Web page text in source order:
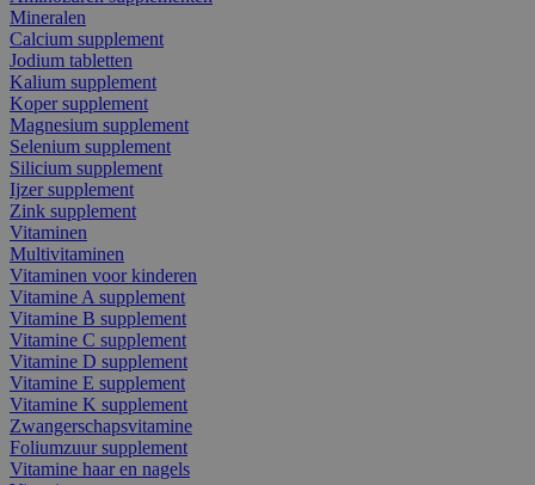
Mineralen
Calcium supplement
Jodium tabletten
Kalium supplement
Koper supplement
Magnesium supplement
Selenium supplement
Silicium supplement
Ijzer supplement
Zink supplement
Vitaminen
Multivitaminen
Vitaminen voor kinderen
Vitamine A supplement
Vitamine B supplement
Vitamine C supplement
Vitamine D supplement
Vitamine E supplement
Vitamine K supplement
Zwangerschapsvitamine
Foliumzuur supplement
Vitamine haar en nagels